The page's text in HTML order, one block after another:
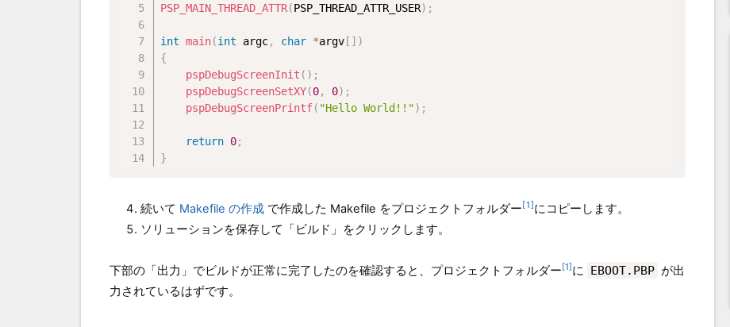
PSP_MAIN_THREAD_ATTR(PSP_THREAD_ATTR_USER) ;
int main(int argc, char *argv [ ] )
{
pspDebugScreenInit ( ) ;
pspDebugScreenSetXY(0, 0) ;
pspDebugScreenPrintf( "Hello World!!") ;
return 0;
}
続いて Makefile の作成 で作成した Makefile をプロジェクトフォルダー 1 にコピーします。
ソリューションを保存して「ビルド」をクリックします。
下部の「出力」でビルドが正常に完了したのを確認すると、プロジェクトフォルダー 1 に EBOOT.PBP が出
力されているはずです。